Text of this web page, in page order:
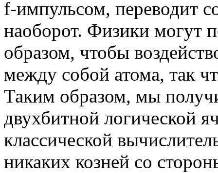
f-импульсом, переводит
наоборот. Физики могут
образом, чтобы
между собой атома, так
Таким образом, мы
двухбитной логической
классической
никаких козней со